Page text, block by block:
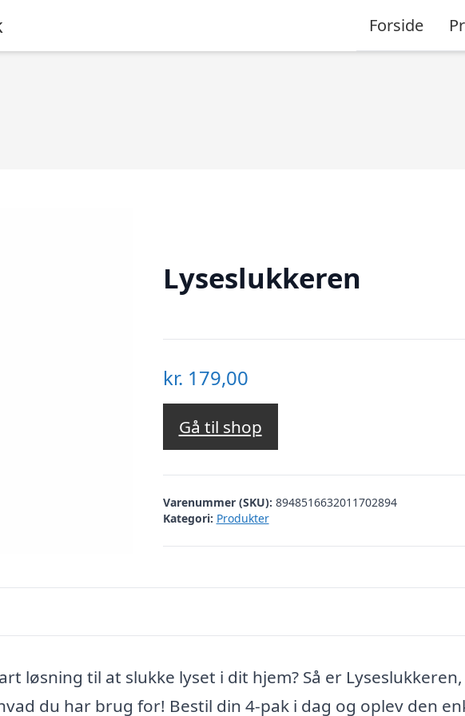
Forside
Lyseslukkeren
kr. 179,00
Gå til shop
Varenummer (SKU): 8948516632011702894
Kategori: Produkter
løsning til at slukke lyset i dit hjem? Så er
du har brug for! Bestil din 4-pak i dag og oplev den
Dette websted bruger cookies til at forbedre brugeroplevelsen. Ved at bruge vores hjemmeside